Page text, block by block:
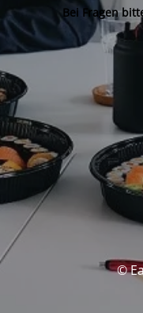
Bei Fragen
©